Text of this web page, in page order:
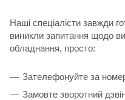
Наші спеціалісти завжди
виникли запитання щодо
обладнання, просто:
Зателефонуйте за
Замовте зворотний